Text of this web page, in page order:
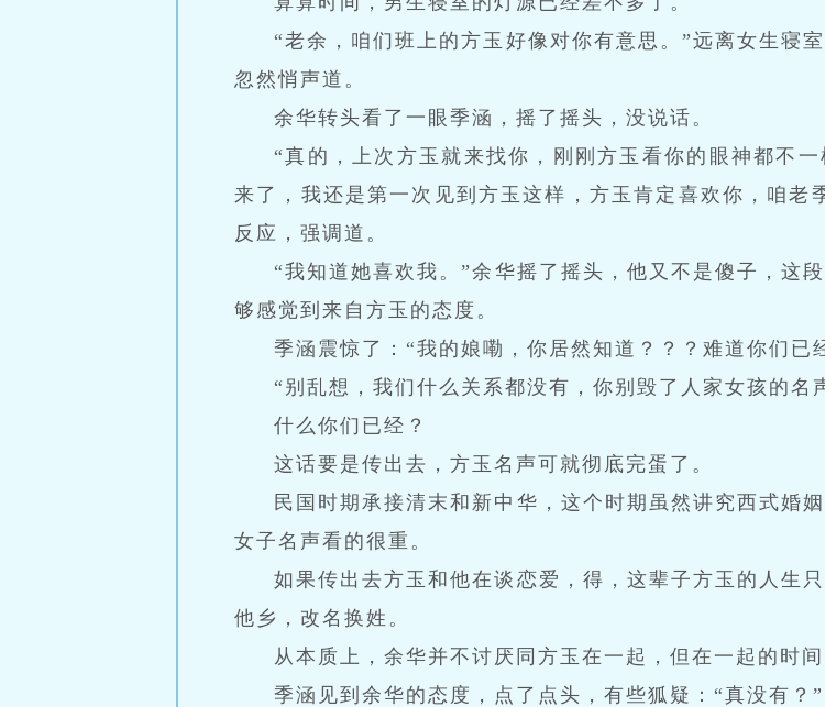
“老余，咱们班上的方玉好像对你有意思。”远离女生寝
忽然悄声道。
余华转头看了一眼季涵，摇了摇头，没说话。
“真的，上次方玉就来找你，刚刚方玉看你的眼神都不
来了，我还是第一次见到方玉这样，方玉肯定喜欢你，咱老
反应，强调道。
“我知道她喜欢我。”余华摇了摇头，他又不是傻子，这
够感觉到来自方玉的态度。
季涵震惊了：“我的娘嘞，你居然知道？？？难道你们
“别乱想，我们什么关系都没有，你别毁了人家女孩的名
什么你们已经？
这话要是传出去，方玉名声可就彻底完蛋了。
民国时期承接清末和新中华，这个时期虽然讲究西式婚
女子名声看的很重。
如果传出去方玉和他在谈恋爱，得，这辈子方玉的人生
他乡，改名换姓。
从本质上，余华并不讨厌同方玉在一起，但在一起的时间
季涵见到余华的态度，点了点头，有些狐疑：“真没有？”